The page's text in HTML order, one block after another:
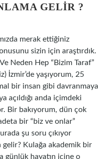
GELIR ?
merak ettiğiniz
sizin için araştırdık.
Neden Hep “Bizim Taraf”
İzmir’de yaşıyorum, 25
bir insan gibi davranmaya
açıldığı anda içimdeki
Bir bakıyorum, dün çok
bir “biz ve onlar”
şu soru çıkıyor
gelir? Kulağa akademik bir
günlük hayatın içine o